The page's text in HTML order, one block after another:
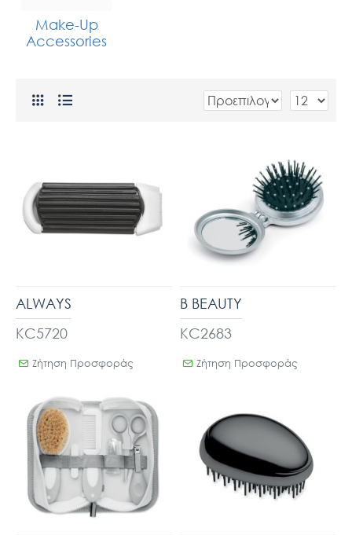
Make-Up
Accessories
KC5720
ALWAYS
Ζήτηση Προσφοράς
KC2683
B BEAUTY
Ζήτηση Προσφοράς